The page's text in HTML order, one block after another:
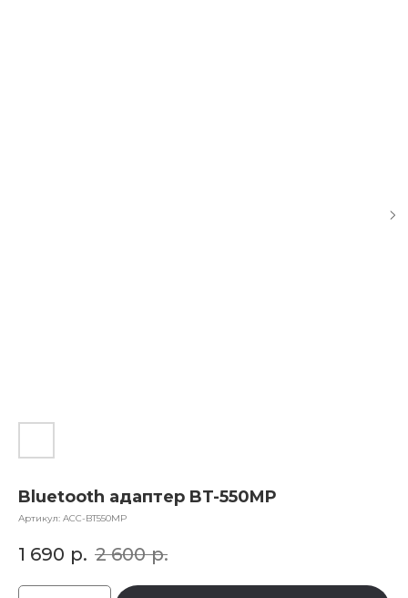
Bluetooth адаптер BT-550MP
Артикул: ACC-BT550MP
1 690 р. 2 600 р.